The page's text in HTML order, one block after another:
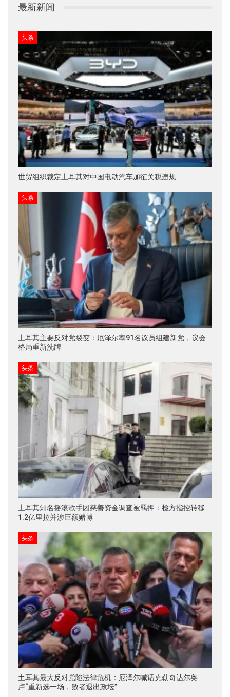
最新新闻
头条
世贸组织裁定土耳其对中国电动汽车加征关税违规
头条
土耳其主要反对党裂变：厄泽尔率91名议员组建新党，议会
格局重新洗牌
头条
土耳其知名摇滚歌手因慈善资金调查被羁押：检方指控转移
1.2亿里拉并涉巨额赌博
头条
土耳其最大反对党陷法律危机：厄泽尔喊话克勒奇达尔奥
卢“重新选一场，败者退出政坛”